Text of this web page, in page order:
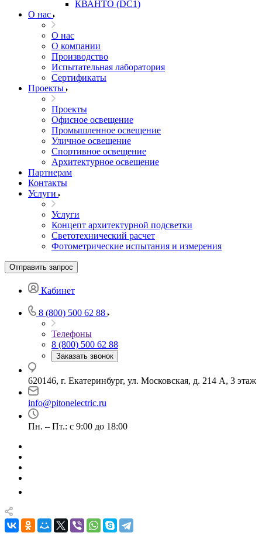
КВАНТО (DC1)
О нас
О нас
О компании
Производство
Испытательная лаборатория
Сертификаты
Проекты
Проекты
Офисное освещение
Промышленное освещение
Уличное освещение
Спортивное освещение
Архитектурное освещение
Партнерам
Контакты
Услуги
Услуги
Концепт архитектурной подсветки
Светотехнический расчет
Фотометрические испытания и измерения
Отправить запрос
Кабинет
8 (800) 500 62 88
Телефоны
8 (800) 500 62 88
Заказать звонок
620146, г. Екатеринбург, ул. Московская, д. 214 А, 3 этаж
info@pitonelectric.ru
Пн. – Пт.: с 9:00 до 18:00